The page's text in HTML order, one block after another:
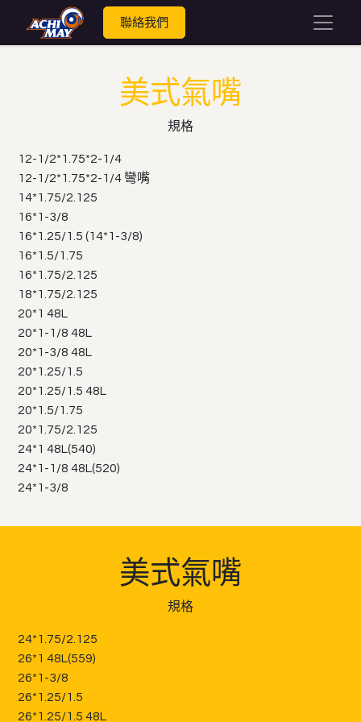
聯絡我們
美式氣嘴
規格
12-1/2*1.75*2-1/4
12-1/2*1.75*2-1/4 彎嘴
14*1.75/2.125
16*1-3/8
16*1.25/1.5 (14*1-3/8)
16*1.5/1.75
16*1.75/2.125
18*1.75/2.125
20*1 48L
20*1-1/8 48L
20*1-3/8 48L
20*1.25/1.5
20*1.25/1.5 48L
20*1.5/1.75
20*1.75/2.125
24*1 48L(540)
24*1-1/8 48L(520)
24*1-3/8
美式氣嘴
規格
24*1.75/2.125
26*1 48L(559)
26*1-3/8
26*1.25/1.5
26*1.25/1.5 48L